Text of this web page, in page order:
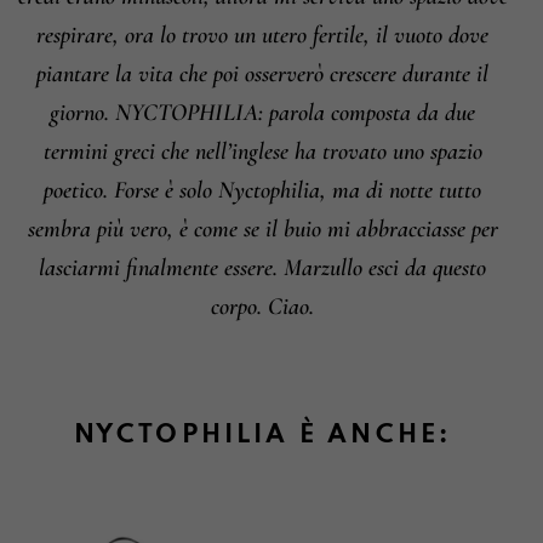
respirare, ora lo trovo un utero fertile, il vuoto dove
piantare la vita che poi osserverò crescere durante il
giorno. NYCTOPHILIA: parola composta da due
termini greci che nell’inglese ha trovato uno spazio
poetico. Forse è solo Nyctophilia, ma di notte tutto
sembra più vero, è come se il buio mi abbracciasse per
lasciarmi finalmente essere. Marzullo esci da questo
corpo. Ciao.
NYCTOPHILIA È ANCHE: